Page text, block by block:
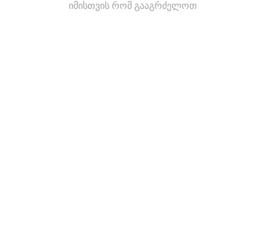
იმისთვის რომ გააგრძელოთ